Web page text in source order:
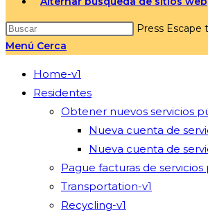
Press Escape
Menú Cerca
Home-v1
Residentes
Obtener nuevos servicios
Nueva cuenta de
Nueva cuenta de
Pague facturas de
Transportation-v1
Recycling-v1